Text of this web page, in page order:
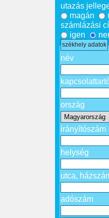
utazás
magán
számlázási
igen
székhely adatok
név
ország
irányítószám
helység
utca,
adószám